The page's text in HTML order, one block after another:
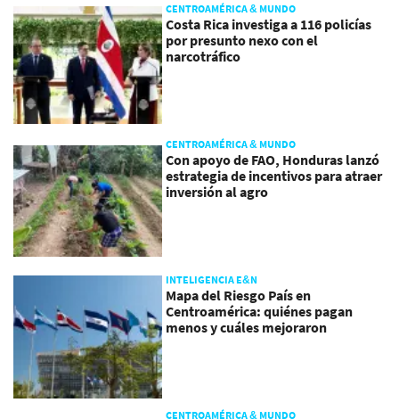
CENTROAMÉRICA & MUNDO
Costa Rica investiga a 116 policías
por presunto nexo con el
narcotráfico
CENTROAMÉRICA & MUNDO
Con apoyo de FAO, Honduras lanzó
estrategia de incentivos para atraer
inversión al agro
INTELIGENCIA E&N
Mapa del Riesgo País en
Centroamérica: quiénes pagan
menos y cuáles mejoraron
CENTROAMÉRICA & MUNDO